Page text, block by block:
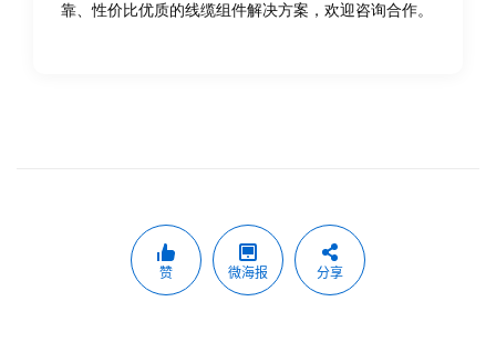
靠、性价比优质的线缆组件解决方案，欢迎咨询合作。
赞 微海报 分享